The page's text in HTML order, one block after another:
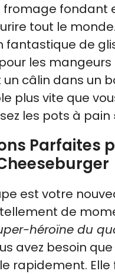
fromage fondant
tout le
fantastique de
les mangeurs
un câlin dans un
plus vite que
les pots à pain
Parfaites
est votre
de
héroïne du
avez besoin
rapidement. Elle